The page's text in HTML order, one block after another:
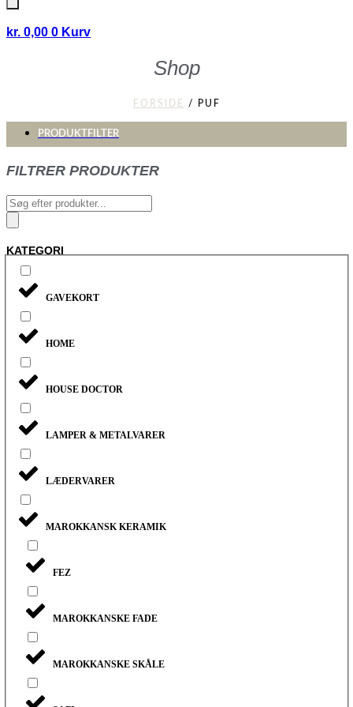
kr. 0,00 0 Kurv
Shop
FORSIDE / PUF
PRODUKTFILTER
FILTRER PRODUKTER
Products
search
KATEGORI
GAVEKORT
HOME
HOUSE DOCTOR
LAMPER & METALVARER
LÆDERVARER
MAROKKANSK KERAMIK
FEZ
MAROKKANSKE FADE
MAROKKANSKE SKÅLE